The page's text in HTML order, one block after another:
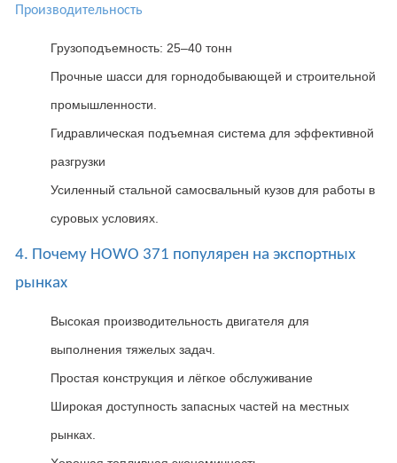
Производительность
Грузоподъемность: 25–40 тонн
Прочные шасси для горнодобывающей и строительной
промышленности.
Гидравлическая подъемная система для эффективной
разгрузки
Усиленный стальной самосвальный кузов для работы в
суровых условиях.
4. Почему HOWO 371 популярен на экспортных
рынках
Высокая производительность двигателя для
выполнения тяжелых задач.
Простая конструкция и лёгкое обслуживание
Широкая доступность запасных частей на местных
рынках.